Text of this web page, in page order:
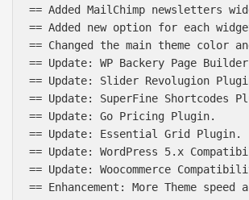
== Added MailChimp newsletters
== Added new option for each
== Changed the main theme
== Update: WP Backery Page
== Update: Slider Revolugion
== Update: SuperFine Shortcodes
== Update: Go Pricing Plugin.
== Update: Essential Grid Plugin.
== Update: WordPress 5.x
== Update: Woocommerce